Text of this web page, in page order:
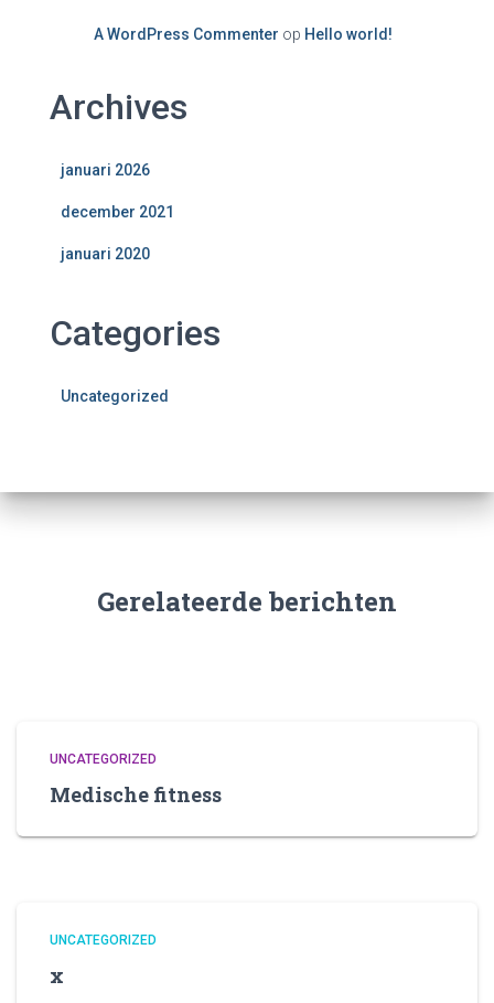
A WordPress Commenter op Hello world!
Archives
januari 2026
december 2021
januari 2020
Categories
Uncategorized
Gerelateerde berichten
UNCATEGORIZED
Medische fitness
UNCATEGORIZED
x